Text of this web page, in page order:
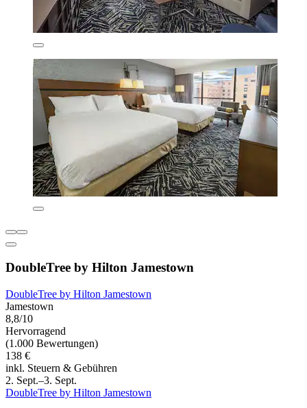
DoubleTree by Hilton Jamestown
DoubleTree by Hilton Jamestown
Jamestown
8,8/10
Hervorragend
(1.000 Bewertungen)
138 €
inkl. Steuern & Gebühren
2. Sept.–3. Sept.
DoubleTree by Hilton Jamestown